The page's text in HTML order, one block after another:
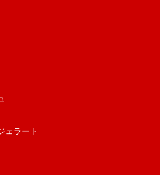
ェラート